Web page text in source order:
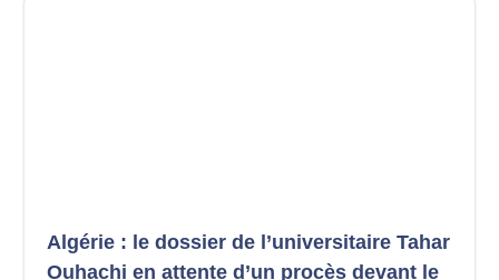
Algérie : le dossier de l’universitaire Tahar
Ouhachi en attente d’un procès devant le